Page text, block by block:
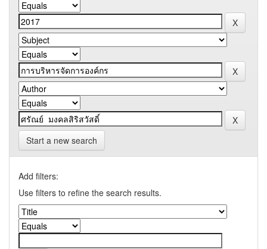
Start a new search
Add filters:
Use filters to refine the search results.